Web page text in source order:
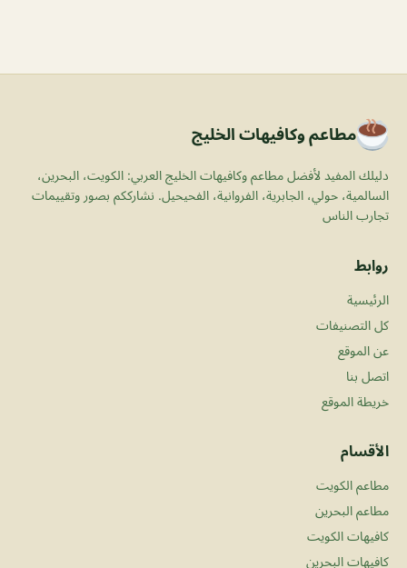
مطاعم وكافيهات الخليج
دليلك المفيد لأفضل مطاعم وكافيهات الخليج العربي: الكويت، البحرين،
السالمية، حولي، الجابرية، الفروانية، الفحيحيل. نشارككم بصور وتقييمات
تجارب الناس
روابط
الرئيسية
كل التصنيفات
عن الموقع
اتصل بنا
خريطة الموقع
الأقسام
مطاعم الكويت
مطاعم البحرين
كافيهات الكويت
كافيهات البحرين